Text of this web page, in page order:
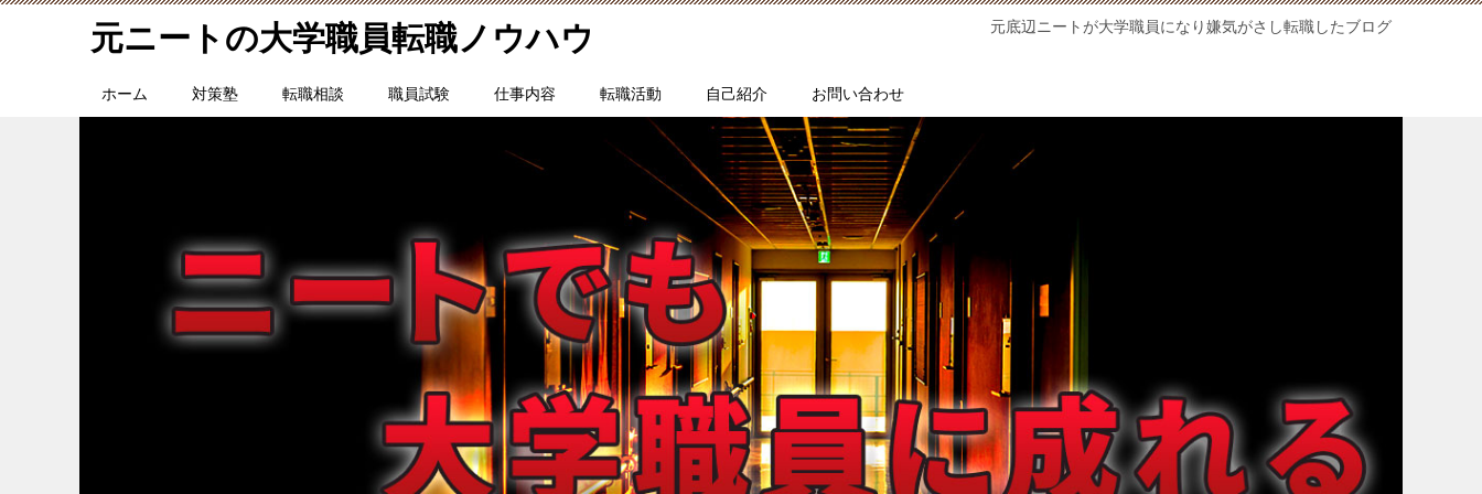
元ニートの大学職員転職ノウハウ 元底辺ニートが大学職員になり嫌気がさし転職したブログ
ホーム 対策塾 転職相談 職員試験 仕事内容 転職活動 自己紹介 お問い合わせ